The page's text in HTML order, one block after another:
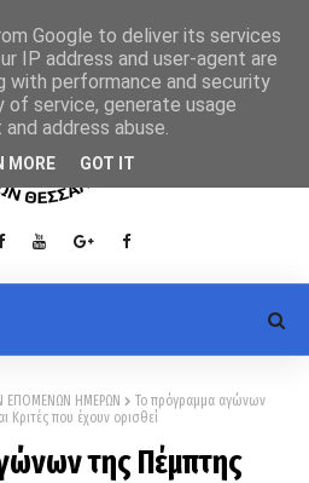
ΕΠΟΜΕΝΩΝ ΗΜΕΡΩΝ
Το πρόγραμμα αγώνων
Κριτές που έχουν ορισθεί
της Πέμπτης
Google to deliver its services
IP address and user-agent are
with performance and security
service, generate usage
address abuse.
MORE GOT IT